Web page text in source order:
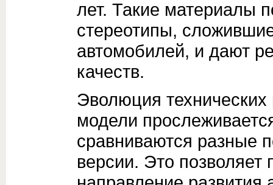
лет. Такие материалы
стереотипы,
автомобилей, и дают
качеств.
Эволюция
модели
сравниваются разные
версии. Это позволяет